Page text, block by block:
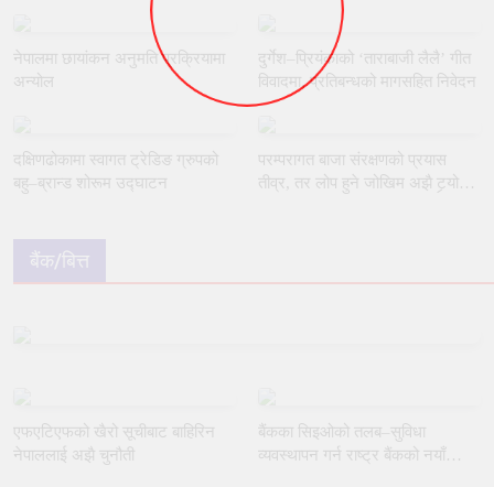
नेपालमा छायांकन अनुमति प्रक्रियामा
अन्योल
दुर्गेश–प्रियंकाको ‘ताराबाजी लैलै’ गीत
विवादमा, प्रतिबन्धको मागसहित निवेदन
दक्षिणढोकामा स्वागत ट्रेडिङ ग्रुपको
बहु–ब्रान्ड शोरूम उद्घाटन
परम्परागत बाजा संरक्षणको प्रयास
तीव्र, तर लोप हुने जोखिम अझै टर्‍यो
बैंक/बित्त
एफएटिएफको खैरो सूचीबाट बाहिरिन
नेपाललाई अझै चुनौती
बैंकका सिइओको तलब–सुविधा
व्यवस्थापन गर्न राष्ट्र बैंकको नयाँ